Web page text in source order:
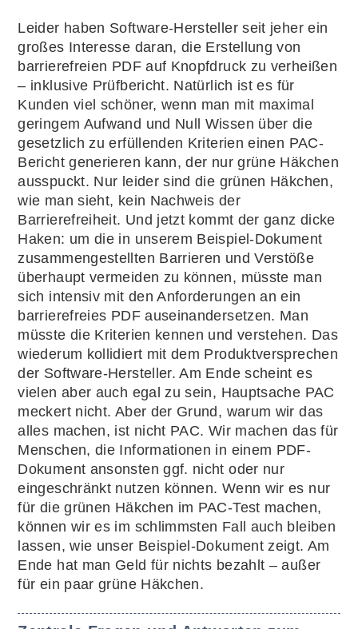
Leider haben Software-Hersteller seit jeher ein
großes Interesse daran, die Erstellung von
barrierefreien PDF auf Knopfdruck zu verheißen
– inklusive Prüfbericht. Natürlich ist es für
Kunden viel schöner, wenn man mit maximal
geringem Aufwand und Null Wissen über die
gesetzlich zu erfüllenden Kriterien einen PAC-
Bericht generieren kann, der nur grüne Häkchen
ausspuckt. Nur leider sind die grünen Häkchen,
wie man sieht, kein Nachweis der
Barrierefreiheit. Und jetzt kommt der ganz dicke
Haken: um die in unserem Beispiel-Dokument
zusammengestellten Barrieren und Verstöße
überhaupt vermeiden zu können, müsste man
sich intensiv mit den Anforderungen an ein
barrierefreies PDF auseinandersetzen. Man
müsste die Kriterien kennen und verstehen. Das
wiederum kollidiert mit dem Produktversprechen
der Software-Hersteller. Am Ende scheint es
vielen aber auch egal zu sein, Hauptsache PAC
meckert nicht. Aber der Grund, warum wir das
alles machen, ist nicht PAC. Wir machen das für
Menschen, die Informationen in einem PDF-
Dokument ansonsten ggf. nicht oder nur
eingeschränkt nutzen können. Wenn wir es nur
für die grünen Häkchen im PAC-Test machen,
können wir es im schlimmsten Fall auch bleiben
lassen, wie unser Beispiel-Dokument zeigt. Am
Ende hat man Geld für nichts bezahlt – außer
für ein paar grüne Häkchen.